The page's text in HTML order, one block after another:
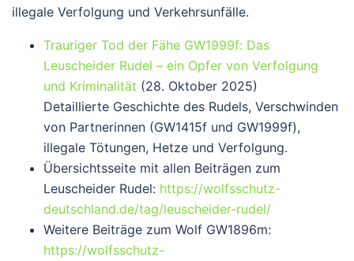
illegale Verfolgung und Verkehrsunfälle.
Trauriger Tod der Fähe GW1999f: Das
Leuscheider Rudel – ein Opfer von Verfolgung
und Kriminalität (28. Oktober 2025)
Detaillierte Geschichte des Rudels, Verschwinden
von Partnerinnen (GW1415f und GW1999f),
illegale Tötungen, Hetze und Verfolgung.
Übersichtsseite mit allen Beiträgen zum
Leuscheider Rudel: https://wolfsschutz-
deutschland.de/tag/leuscheider-rudel/
Weitere Beiträge zum Wolf GW1896m:
https://wolfsschutz-